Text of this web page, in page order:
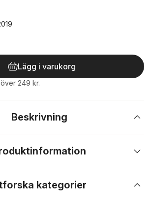
Lägg i varukorg
249 kr.
Beskrivning
kategorier